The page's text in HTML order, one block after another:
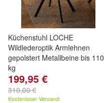
Küchenstuhl LOCHE
Wildlederoptik Armlehnen
gepolstert Metallbeine bis 110
kg
199,95 €
310,00 €
Kostenloser Versand